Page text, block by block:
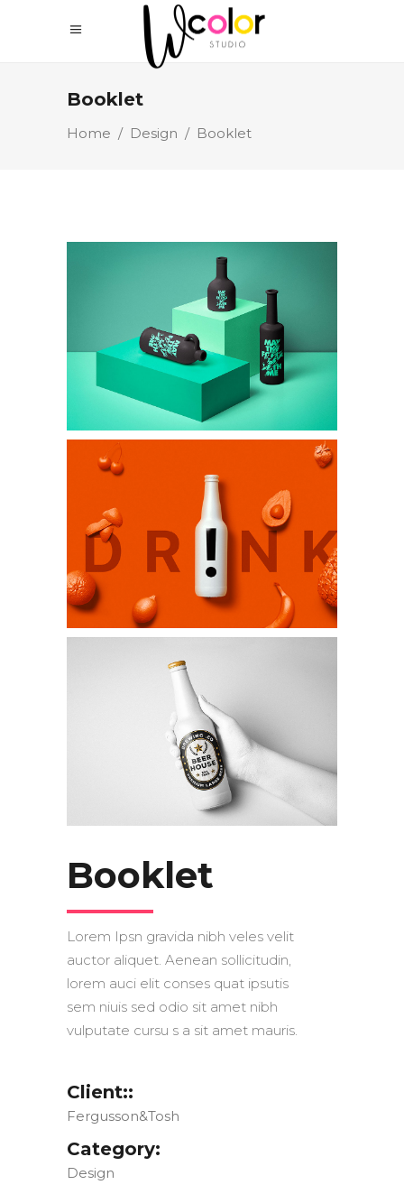
Booklet
Home / Design / Booklet
Booklet
Lorem Ipsn gravida nibh veles velit
auctor aliquet. Aenean sollicitudin,
lorem auci elit conses quat ipsutis
sem niuis sed odio sit amet nibh
vulputate cursu s a sit amet mauris.
Client::
Fergusson&Tosh
Category:
Design